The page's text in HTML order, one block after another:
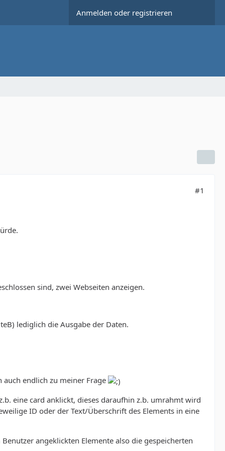
Anmelden oder registrieren
#1
sind, zwei Webseiten anzeigen.
lediglich die Ausgabe der Daten.
endlich zu meiner Frage
eine card anklickt, dieses daraufhin z.b. umrahmt wird
ID oder der Text/Überschrift des Elements in eine
angeklickten Elemente also die gespeicherten